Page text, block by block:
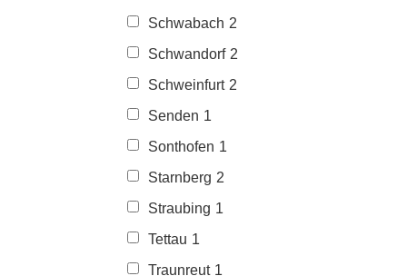
Schwabach 2
Schwandorf 2
Schweinfurt 2
Senden 1
Sonthofen 1
Starnberg 2
Straubing 1
Tettau 1
Traunreut 1